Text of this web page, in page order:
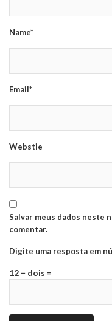
Name*
Email*
Webstie
Salvar meus dados neste
comentar.
Digite uma resposta em
12 − dois =